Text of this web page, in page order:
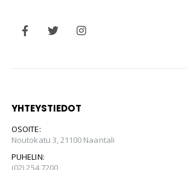
YHTEYSTIEDOT
OSOITE:
Noutokatu 3, 21100 Naantali
PUHELIN:
(02) 254 7200